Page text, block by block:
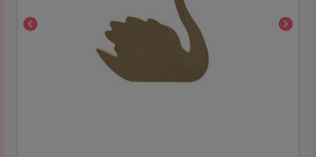
chevron_left chevron_right